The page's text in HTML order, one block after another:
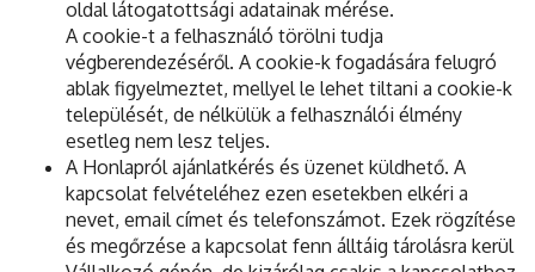
oldal látogatottsági adatainak mérése.
A cookie-t a felhasználó törölni tudja
végberendezéséről. A cookie-k fogadására felugró
ablak figyelmeztet, mellyel le lehet tiltani a cookie-k
települését, de nélkülük a felhasználói élmény
esetleg nem lesz teljes.
A Honlapról ajánlatkérés és üzenet küldhető. A
kapcsolat felvételéhez ezen esetekben elkéri a
nevet, email címet és telefonszámot. Ezek rögzítése
és megőrzése a kapcsolat fenn álltáig tárolásra kerül